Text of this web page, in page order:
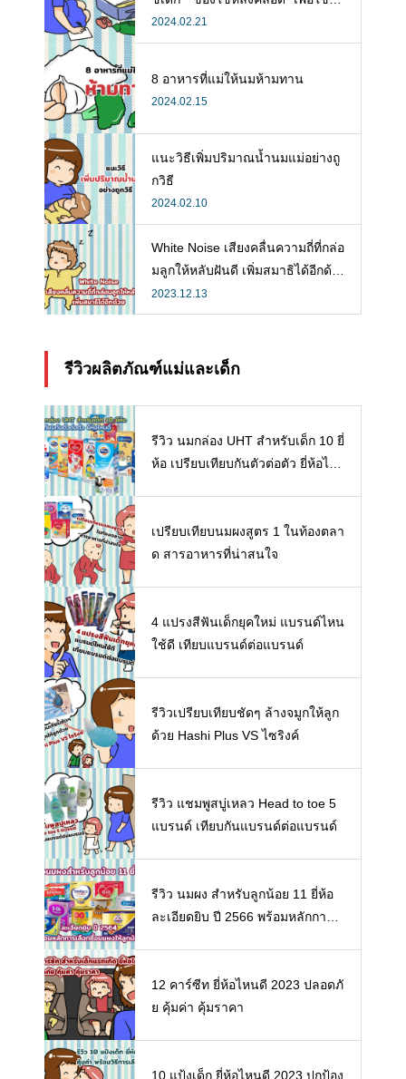
ลังคลอดที่จำเป็น
2024.02.21
8 อาหารที่แม่ให้นมห้ามทาน
2024.02.15
แนะวิธีเพิ่มปริมาณน้ำนมแม่อย่างถู
กวิธี
2024.02.10
White Noise เสียงคลื่นความถี่ที่กล่อ
มลูกให้หลับฝันดี เพิ่มสมาธิได้อีกด้ว
ย
2023.12.13
รีวิวผลิตภัณฑ์แม่และเด็ก
รีวิว นมกล่อง UHT สำหรับเด็ก 10 ยี่
ห้อ เปรียบเทียบกันตัวต่อตัว ยี่ห้อไห
เปรียบเทียบนมผงสูตร 1 ในท้องตลา
ด สารอาหารที่น่าสนใจ
4 แปรงสีฟันเด็กยุคใหม่ แบรนด์ไหน
ใช้ดี เทียบแบรนด์ต่อแบรนด์
รีวิวเปรียบเทียบชัดๆ ล้างจมูกให้ลูก
ด้วย Hashi Plus VS ไซริงค์
รีวิว แชมพูสบู่เหลว Head to toe 5
แบรนด์ เทียบกันแบรนด์ต่อแบรนด์
รีวิว นมผง สำหรับลูกน้อย 11 ยี่ห้อ
ละเอียดยิบ ปี 2566 พร้อมหลักการเ
12 คาร์ซีท ยี่ห้อไหนดี 2023 ปลอดภั
ย คุ้มค่า คุ้มราคา
10 แป้งเด็ก ยี่ห้อไหนดี 2023 ปกป้อง